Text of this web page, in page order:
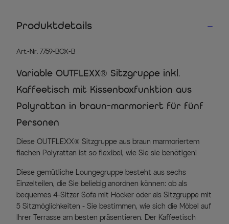
Produktdetails
Art.-Nr. 7759-BOX-B
Variable OUTFLEXX® Sitzgruppe inkl.
Kaffeetisch mit Kissenboxfunktion aus
Polyrattan in braun-marmoriert für fünf
Personen
Diese OUTFLEXX® Sitzgruppe aus braun marmoriertem
flachen Polyrattan ist so flexibel, wie Sie sie benötigen!
Diese gemütliche Loungegruppe besteht aus sechs
Einzelteilen, die Sie beliebig anordnen können: ob als
bequemes 4-Sitzer Sofa mit Hocker oder als Sitzgruppe mit
5 Sitzmöglichkeiten - Sie bestimmen, wie sich die Möbel auf
Ihrer Terrasse am besten präsentieren. Der Kaffeetisch